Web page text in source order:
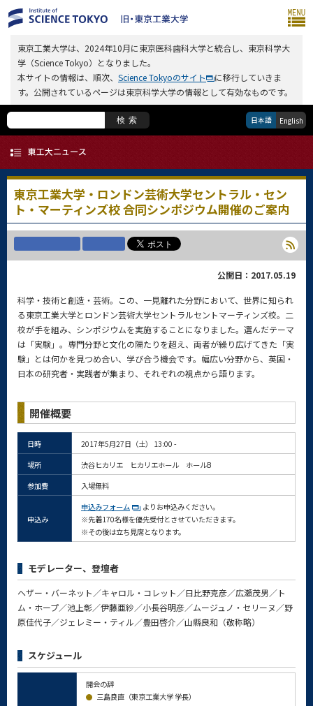
東京工業大学は、2024年10月に東京医科歯科大学と統合し、東京科学大
学（Science Tokyo）となりました。
本サイトの情報は、順次、 Science Tokyoのサイト
に移行していきま
す。公開されているページは東京科学大学の情報として有効なものです。
検索 日本語 English
東京工業大学・ロンドン芸術大学セントラル・セン
ト・マーティンズ校 合同シンポジウム開催のご案内
公開日：2017.05.19
科学・技術と創造・芸術。この、一見離れた分野において、世界に知られ
る東京工業大学とロンドン芸術大学セントラルセントマーティンズ校。二
校が手を組み、シンポジウムを実施することになりました。選んだテーマ
は「実験」。専門分野と文化の隔たりを超え、両者が繰り広げてきた「実
験」とは何かを見つめ合い、学び合う機会です。幅広い分野から、英国・
日本の研究者・実践者が集まり、それぞれの視点から語ります。
開催概要
日時
2017年5月27日（土） 13:00 -
場所
渋谷ヒカリエ ヒカリエホール ホールB
参加費
入場無料
申込み
申込みフォーム
よりお申込みください。
※先着170名様を優先受付とさせていただきます。
※その後は立ち見席となります。
モデレーター、登壇者
ヘザー・バーネット／キャロル・コレット／日比野克彦／広瀬茂男／ト
ム・ホープ／池上彰／伊藤亜紗／小長谷明彦／ムージュノ・セリーヌ／野
原佳代子／ジェレミー・ティル／豊田啓介／山縣良和（敬称略）
スケジュール
開会の辞
三島良直（東京工業大学 学長）